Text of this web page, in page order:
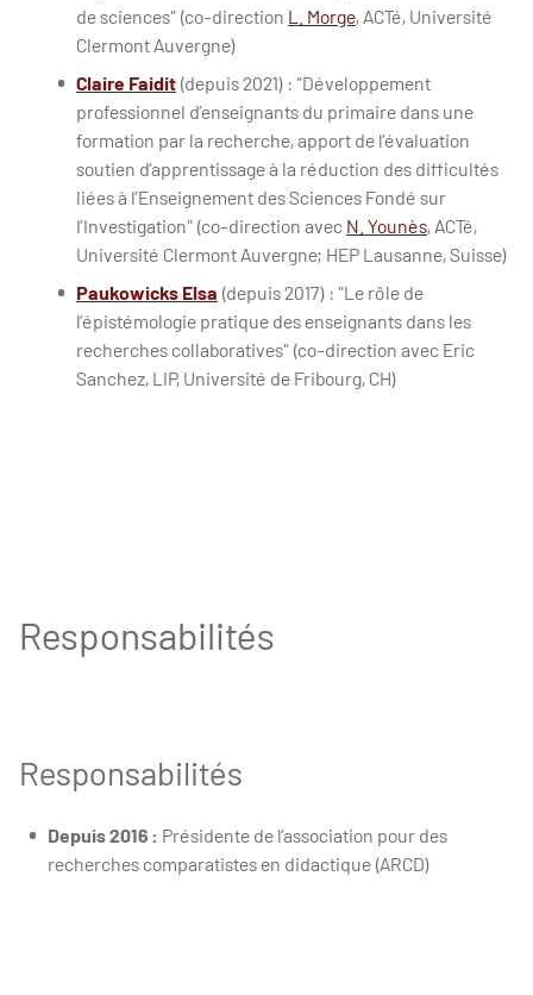
de sciences" (co-direction L. Morge, ACTé, Université
Clermont Auvergne)
Claire Faidit (depuis 2021) : "Développement
professionnel d’enseignants du primaire dans une
formation par la recherche, apport de l’évaluation
soutien d’apprentissage à la réduction des difficultés
liées à l’Enseignement des Sciences Fondé sur
I’Investigation" (co-direction avec N. Younès, ACTé,
Université Clermont Auvergne; HEP Lausanne, Suisse)
Paukowicks Elsa (depuis 2017) : "Le rôle de
l’épistémologie pratique des enseignants dans les
recherches collaboratives" (co-direction avec Eric
Sanchez, LIP, Université de Fribourg, CH)
Responsabilités
Responsabilités
Depuis 2016 : Présidente de l’association pour des
recherches comparatistes en didactique (ARCD)